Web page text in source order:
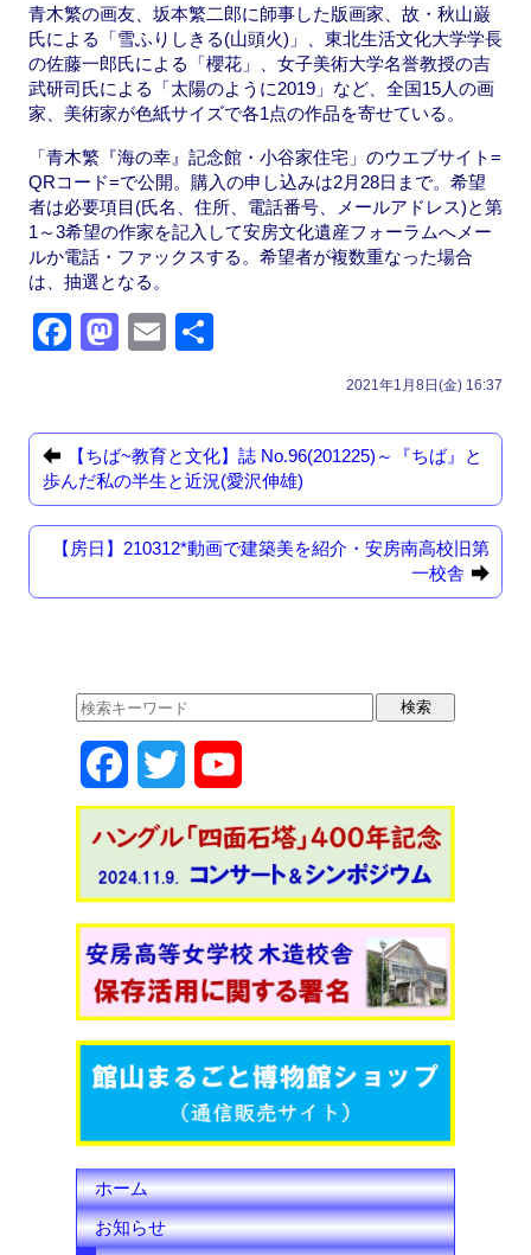
青木繁の画友、坂本繁二郎に師事した版画家、故・秋山巌
氏による「雪ふりしきる(山頭火)」、東北生活文化大学学長
の佐藤一郎氏による「櫻花」、女子美術大学名誉教授の吉
武研司氏による「太陽のように2019」など、全国15人の画
家、美術家が色紙サイズで各1点の作品を寄せている。
「青木繁『海の幸』記念館・小谷家住宅」のウエブサイト=
QRコード=で公開。購入の申し込みは2月28日まで。希望
者は必要項目(氏名、住所、電話番号、メールアドレス)と第
1～3希望の作家を記入して安房文化遺産フォーラムへメー
ルか電話・ファックスする。希望者が複数重なった場合
は、抽選となる。
F
e
b
o
o
k
M
o
d
o
n
E
2021年1月8日(金) 16:37
【ちば~教育と文化】誌 No.96(201225)～『ちば』と
歩んだ私の半生と近況(愛沢伸雄)
【房日】210312*動画で建築美を紹介・安房南高校旧第
一校舎
a
e
b
o
o
w
t
t
e
r
o
u
T
u
b
e
h
a
n
ホーム
お知らせ